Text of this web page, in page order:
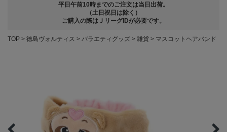
平日午前10時までのご注文は当日出荷。
（土日祝日は除く）
ご購入の際はＪリーグIDが必要です。
TOP 徳島ヴォルティス バラエティグッズ 雑貨 マスコットヘアバンド